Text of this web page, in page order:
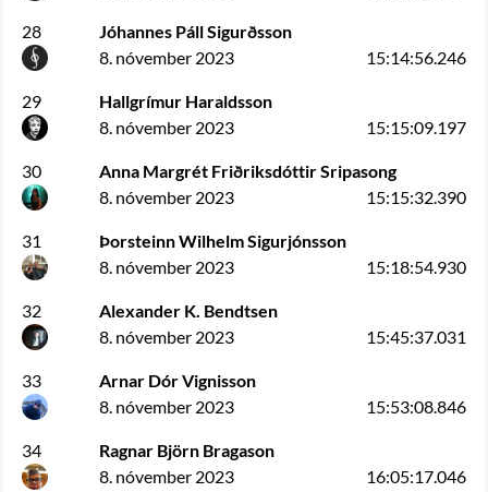
28
Jóhannes Páll Sigurðsson
8. nóvember 2023
15:14:56.246
29
Hallgrímur Haraldsson
8. nóvember 2023
15:15:09.197
30
Anna Margrét Friðriksdóttir Sripasong
8. nóvember 2023
15:15:32.390
31
Þorsteinn Wilhelm Sigurjónsson
8. nóvember 2023
15:18:54.930
32
Alexander K. Bendtsen
8. nóvember 2023
15:45:37.031
33
Arnar Dór Vignisson
8. nóvember 2023
15:53:08.846
34
Ragnar Björn Bragason
8. nóvember 2023
16:05:17.046